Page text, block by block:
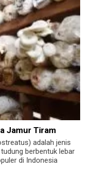
Jamur Tiram
adalah jenis
berbentuk lebar
di Indonesia